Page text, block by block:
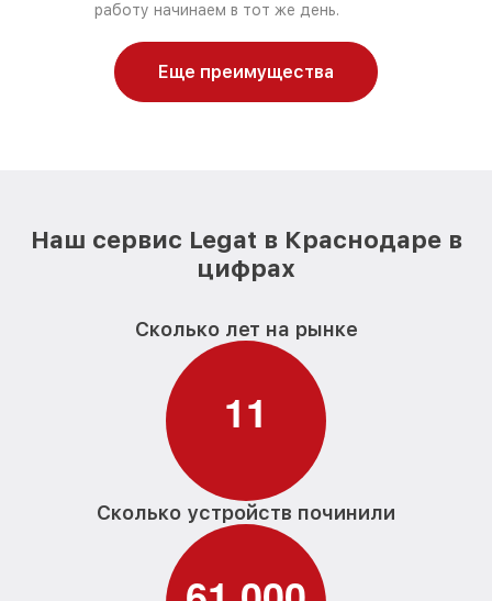
работу начинаем в тот же день.
Еще преимущества
Наш сервис Legat в Краснодаре в
цифрах
Сколько лет на рынке
11
Сколько устройств починили